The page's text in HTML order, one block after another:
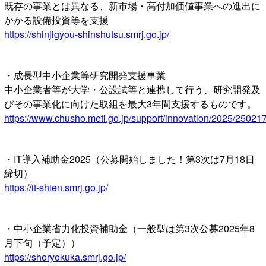
既存の事業とは異なる、新市場・高付加価値事業への進出に
かかる設備投資等を支援
https://shinjigyou-shinshutsu.smrj.go.jp/
・成長型中小企業等研究開発支援事業
中小企業者等が大学・公設試等と連携して行う、研究開発及
びその事業化に向けた取組を最大3年間支援するものです。
https://www.chusho.meti.go.jp/support/innovation/2025/
・IT導入補助金2025（公募開始しました！第3次は7月18日
締切）
https://it-shien.smrj.go.jp/
・中小企業省力化投資補助金（一般型は第3次公募2025年8
月下旬（予定））
https://shoryokuka.smrj.go.jp/